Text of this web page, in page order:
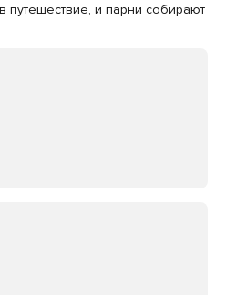
и парни собирают